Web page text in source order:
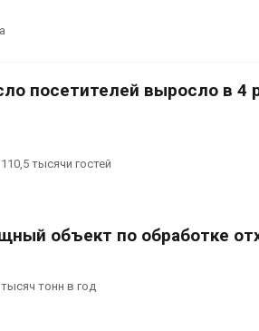
посетителей выросло в 4
тысячи гостей
объект по обработке
тонн в год